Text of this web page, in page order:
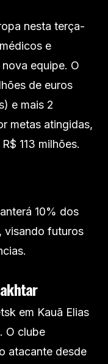
nesta terça-
e
equipe. O
de euros
e mais 2
metas atingidas,
113 milhões.
10% dos
visando futuros
em Kauã Elias
O clube
atacante desde